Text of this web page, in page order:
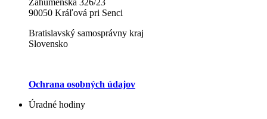
Záhumenská 326/23
90050 Kráľová pri Senci
Bratislavský samosprávny kraj
Slovensko
Ochrana osobných údajov
Úradné hodiny